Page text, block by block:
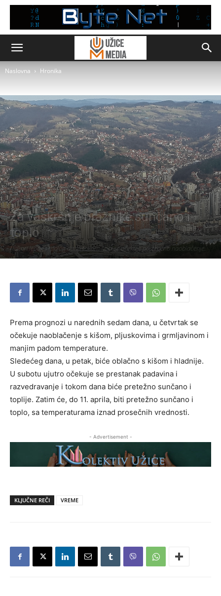
Naslovna Hronika
Hronika
Za vaskršnje praznike sunčano i
toplo
Nakon lepog i toplog dana tokom noći se očekuje postepeno naoblačenje.
Prema prognozi u narednih sedam dana, u četvrtak se
očekuje naoblačenje s kišom, pljuskovima i grmljavinom i
manjim padom temperature.
Sledećeg dana, u petak, biće oblačno s kišom i hladnije.
U subotu ujutro očekuje se prestanak padavina i
razvedravanje i tokom dana biće pretežno sunčano i
toplije. Zatim će, do 11. aprila, biti pretežno sunčano i
toplo, sa temperaturama iznad prosečnih vrednosti.
- Advertisement -
KLJUČNE REČI VREME